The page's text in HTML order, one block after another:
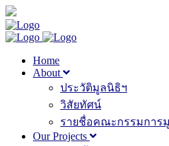
Home
About
ประวัติมูลนิธิฯ
วิสัยทัศน์
รายชื่อคณะกรรมการ
Our Projects